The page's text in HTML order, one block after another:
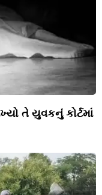
તે યુવકનું કોર્ટમાં